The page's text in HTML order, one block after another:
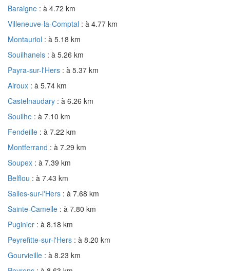
Baraigne : à 4.72 km
Villeneuve-la-Comptal : à 4.77 km
Montauriol : à 5.18 km
Souilhanels : à 5.26 km
Payra-sur-l'Hers : à 5.37 km
Airoux : à 5.74 km
Castelnaudary : à 6.26 km
Souilhe : à 7.10 km
Fendeille : à 7.22 km
Montferrand : à 7.29 km
Soupex : à 7.39 km
Belflou : à 7.43 km
Salles-sur-l'Hers : à 7.68 km
Sainte-Camelle : à 7.80 km
Puginier : à 8.18 km
Peyrefitte-sur-l'Hers : à 8.20 km
Gourvieille : à 8.23 km